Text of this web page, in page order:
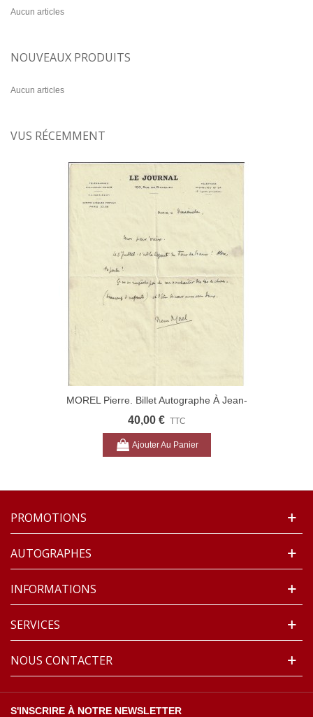
Aucun articles
NOUVEAUX PRODUITS
Aucun articles
VUS RÉCEMMENT
MOREL Pierre. Billet Autographe À Jean-
Loup FORAIN, Juillet 1938 (Réf. G 2465)
40,00 € TTC
Ajouter Au Panier
PROMOTIONS
AUTOGRAPHES
INFORMATIONS
SERVICES
NOUS CONTACTER
S'INSCRIRE À NOTRE NEWSLETTER